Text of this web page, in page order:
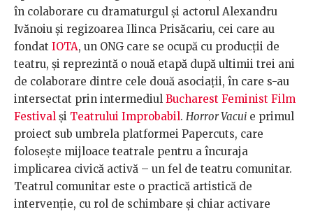
în colaborare cu dramaturgul și actorul Alexandru
Ivănoiu și regizoarea Ilinca Prisăcariu, cei care au
fondat IOTA, un ONG care se ocupă cu producții de
teatru, și reprezintă o nouă etapă după ultimii trei ani
de colaborare dintre cele două asociații, în care s-au
intersectat prin intermediul Bucharest Feminist Film
Festival și Teatrului Improbabil. Horror Vacui e primul
proiect sub umbrela platformei Papercuts, care
folosește mijloace teatrale pentru a încuraja
implicarea civică activă – un fel de teatru comunitar.
Teatrul comunitar este o practică artistică de
intervenție, cu rol de schimbare și chiar activare